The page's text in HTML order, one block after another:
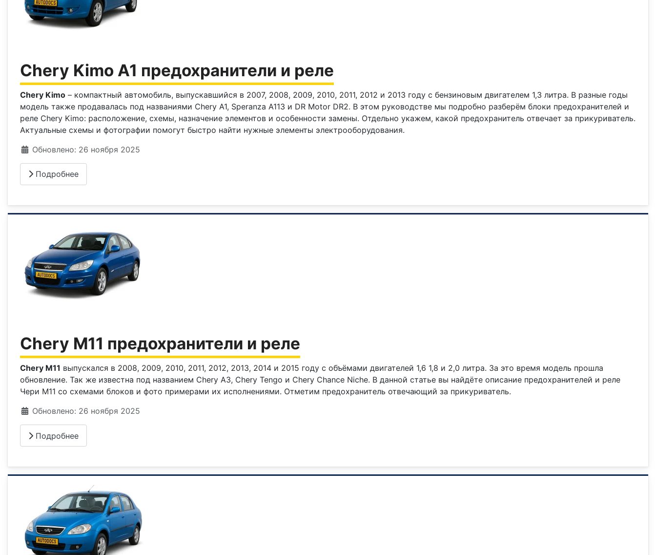
Chery Kimo A1 предохранители и реле
Chery Kimo – компактный автомобиль, выпускавшийся в 2007, 2008, 2009, 2010, 2011, 2012 и 2013 году с бензиновым двигателем 1,3 литра. В разные годы
модель также продавалась под названиями Chery А1, Speranza A113 и DR Motor DR2. В этом руководстве мы подробно разберём блоки предохранителей и
реле Chery Kimo: расположение, схемы, назначение элементов и особенности замены. Отдельно укажем, какой предохранитель отвечает за прикуриватель.
Актуальные схемы и фотографии помогут быстро найти нужные элементы электрооборудования.
Информация о материале
Обновлено: 26 ноября 2025
Подробнее
Chery М11 предохранители и реле
Chery М11 выпускался в 2008, 2009, 2010, 2011, 2012, 2013, 2014 и 2015 году с объёмами двигателей 1,6 1,8 и 2,0 литра. За это время модель прошла
обновление. Так же известна под названием Chery А3, Chery Tengo и Chery Chance Niche. В данной статье вы найдёте описание предохранителей и реле
Чери М11 со схемами блоков и фото примерами их исполнениями. Отметим предохранитель отвечающий за прикуриватель.
Информация о материале
Обновлено: 26 ноября 2025
Подробнее